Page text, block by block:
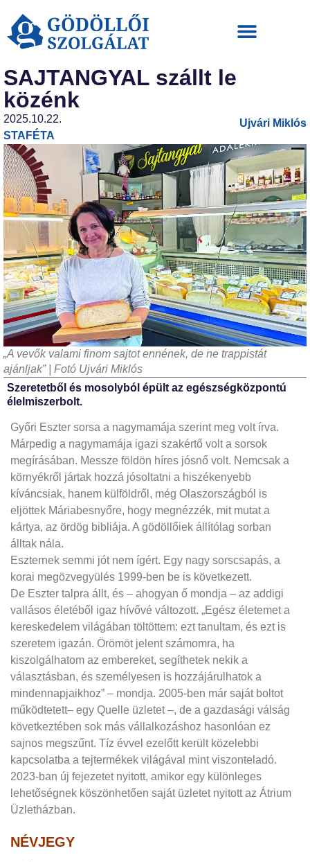
SAJTANGYAL szállt le
közénk
2025.10.22.
STAFÉTA
Ujvári Miklós
„A vevők valami finom sajtot ennének, de ne trappistát
ajánljak” | Fotó Ujvári Miklós
Szeretetből és mosolyból épült az egészségközpontú
élelmiszerbolt.
Győri Eszter sorsa a nagymamája szerint meg volt írva.
Márpedig a nagymamája igazi szakértő volt a sorsok
megírásában. Messze földön híres jósnő volt. Nemcsak a
környékről jártak hozzá jósoltatni a hiszékenyebb
kíváncsiak, hanem külföldről, még Olaszországból is
eljöttek Máriabesnyőre, hogy megnézzék, mit mutat a
kártya, az ördög bibliája. A gödöllőiek állítólag sorban
álltak nála.
Eszternek semmi jót nem ígért. Egy nagy sorscsapás, a
korai megözvegyülés 1999-ben be is következett.
De Eszter talpra állt, és – ahogyan ő mondja – az addigi
vallásos életéből igaz hívővé változott. „Egész életemet a
kereskedelem világában töltöttem: ezt tanultam, és ezt is
szeretem igazán. Örömöt jelent számomra, ha
kiszolgálhatom az embereket, segíthetek nekik a
választásban, és személyesen is hozzájárulhatok a
mindennapjaikhoz” – mondja. 2005-ben már saját boltot
működtetett– egy Quelle üzletet –, de a gazdasági válság
következtében sok más vállalkozáshoz hasonlóan ez
sajnos megszűnt. Tíz évvel ezelőtt került közelebbi
kapcsolatba a tejtermékek világával mint viszonteladó.
2023-ban új fejezetet nyitott, amikor egy különleges
lehetőségnek köszönhetően saját üzletet nyitott az Átrium
Üzletházban.
NÉVJEGY